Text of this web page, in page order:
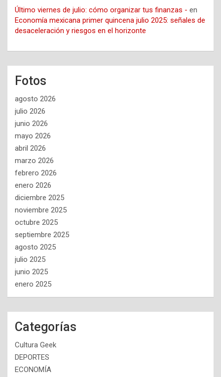
Último viernes de julio: cómo organizar tus finanzas - en
Economía mexicana primer quincena julio 2025: señales de
desaceleración y riesgos en el horizonte
Fotos
agosto 2026
julio 2026
junio 2026
mayo 2026
abril 2026
marzo 2026
febrero 2026
enero 2026
diciembre 2025
noviembre 2025
octubre 2025
septiembre 2025
agosto 2025
julio 2025
junio 2025
enero 2025
Categorías
Cultura Geek
DEPORTES
ECONOMÍA